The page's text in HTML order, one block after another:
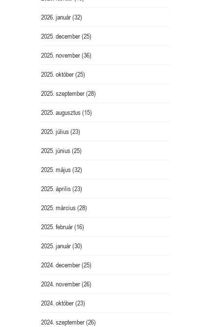
2026. január(32)
2025. december(25)
2025. november(36)
2025. október(25)
2025. szeptember(28)
2025. augusztus(15)
2025. július(23)
2025. június(25)
2025. május(32)
2025. április(23)
2025. március(28)
2025. február(16)
2025. január(30)
2024. december(25)
2024. november(26)
2024. október(23)
2024. szeptember(26)